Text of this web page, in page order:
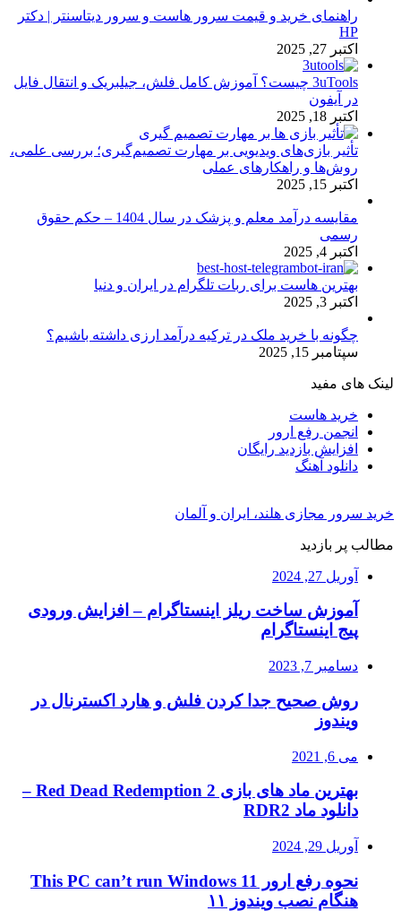
راهنمای خرید و قیمت سرور هاست و سرور دیتاسنتر | دکتر
HP
اکتبر 27, 2025
3uTools چیست؟ آموزش کامل فلش، جیلبریک و انتقال فایل
در آیفون
اکتبر 18, 2025
تأثیر بازی‌های ویدیویی بر مهارت تصمیم‌گیری؛ بررسی علمی،
روش‌ها و راهکارهای عملی
اکتبر 15, 2025
مقایسه درآمد معلم و پزشک در سال 1404 – حکم حقوق
رسمی
اکتبر 4, 2025
بهترین هاست برای ربات تلگرام در ایران و دنیا
اکتبر 3, 2025
چگونه با خرید ملک در ترکیه درآمد ارزی داشته باشیم؟
سپتامبر 15, 2025
لینک های مفید
خرید هاست
انجمن رفع ارور
افزایش بازدید رایگان
دانلود آهنگ
خرید سرور مجازی هلند، ایران و آلمان
مطالب پر بازدید
آوریل 27, 2024
آموزش ساخت ریلز اینستاگرام – افزایش ورودی
پیج اینستاگرام
دسامبر 7, 2023
روش صحیح جدا کردن فلش و هارد اکسترنال در
ویندوز
می 6, 2021
بهترین ماد های بازی Red Dead Redemption 2 –
دانلود ماد RDR2
آوریل 29, 2024
نحوه رفع ارور This PC can’t run Windows 11
هنگام نصب ویندوز ۱۱